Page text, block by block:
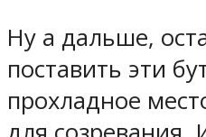
Ну а дальше,
поставить эти
прохладное